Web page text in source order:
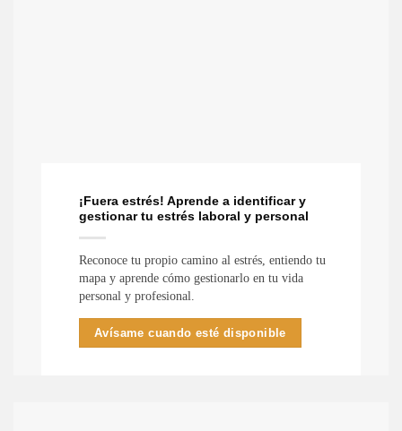
¡Fuera estrés! Aprende a identificar y
gestionar tu estrés laboral y personal
Reconoce tu propio camino al estrés, entiendo tu
mapa y aprende cómo gestionarlo en tu vida
personal y profesional.
Avísame cuando esté disponible